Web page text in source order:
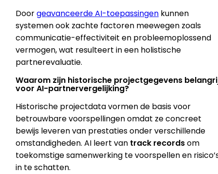
Doorgeavanceerde AI-toepassingen kunnen
systemen ook zachte factoren meewegen zoals
communicatie-effectiviteit en probleemoplossend
vermogen, wat resulteert in een holistische
partnerevaluatie.
Waarom zijn historische projectgegevens
voor AI-partnervergelijking?
Historische projectdata vormen de basis voor
betrouwbare voorspellingen omdat ze concreet
bewijs leveren van prestaties onder verschillende
omstandigheden. AI leert van track recordsom
toekomstige samenwerking te voorspellen en
in te schatten.